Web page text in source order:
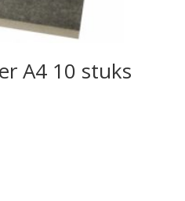
A4 10 stuks